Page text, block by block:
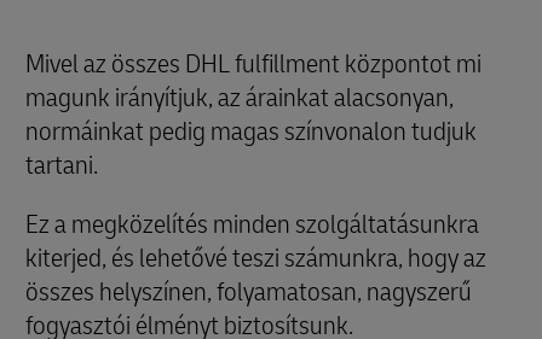
Mivel az összes DHL fulfillment központot mi
magunk irányítjuk, az árainkat alacsonyan,
normáinkat pedig magas színvonalon tudjuk
tartani.
Ez a megközelítés minden szolgáltatásunkra
kiterjed, és lehetővé teszi számunkra, hogy az
összes helyszínen, folyamatosan, nagyszerű
fogyasztói élményt biztosítsunk.